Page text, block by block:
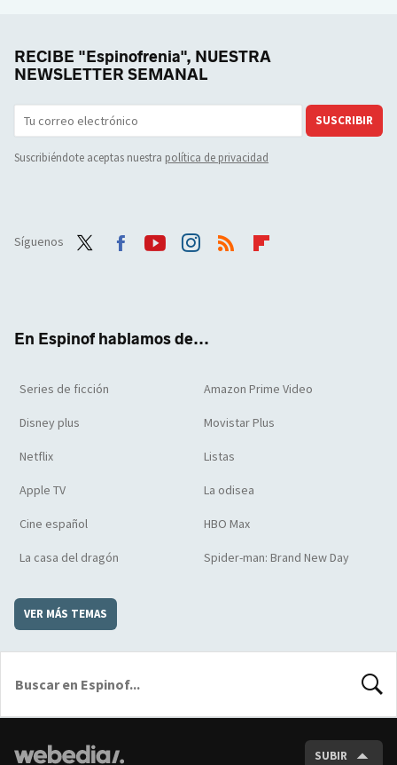
RECIBE "Espinofrenia", NUESTRA
NEWSLETTER SEMANAL
SUSCRIBIR
Suscribiéndote aceptas nuestra política de privacidad
Síguenos
En Espinof hablamos de...
Series de ficción Amazon Prime Video
Disney plus Movistar Plus
Netflix Listas
Apple TV La odisea
Cine español HBO Max
La casa del dragón Spider-man: Brand New Day
VER MÁS TEMAS
SUBIR